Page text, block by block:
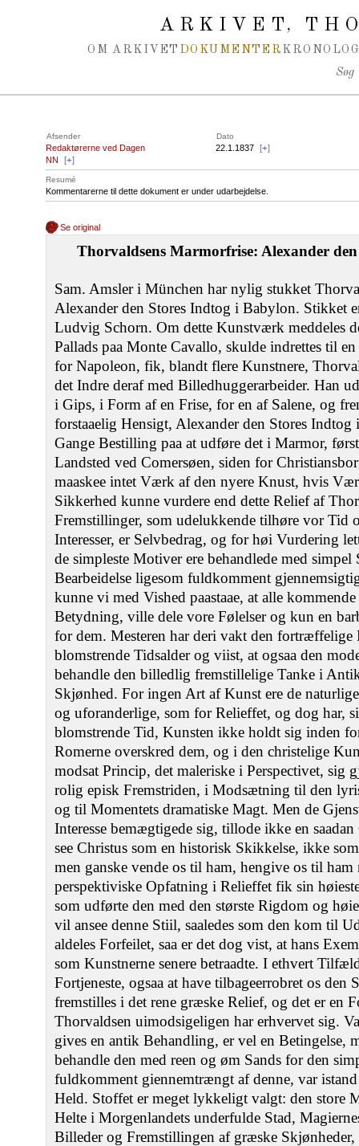
ARKIVET,
OM ARKIVET DOKUMENTER
Søg
Afsender Dato
Redaktørerne ved Dagen
NN
[+]
22.1.1837 [+]
Resumé
Kommentarerne til dette dokument er under udarbejdelse.
Se original
Thorvaldsens Marmorfrise: Alexander
Sam. Amsler i München har nylig stukket
Alexander den Stores Indtog i Babylon. Stikket
Ludvig Schorn. Om dette Kunstværk meddeles
Pallads paa Monte Cavallo, skulde indrettes til
for Napoleon, fik, blandt flere Kunstnere,
det Indre deraf med Billedhuggerarbeider. Han
i Gips, i Form af en Frise, for en af Salene, og
forstaaelig Hensigt, Alexander den Stores
Gange Bestilling paa at udføre det i Marmor,
Landsted ved Comersøen, siden for
maaskee intet Værk af den nyere Knust, hvis
Sikkerhed kunne vurdere end dette Relief af
Fremstillinger, som udelukkende tilhøre vor Tid
Interesser, er Selvbedrag, og for høi Vurdering
de simpleste Motiver ere behandlede med
Bearbeidelse ligesom fuldkomment
kunne vi med Vished paastaae, at alle
Betydning, ville dele vore Følelser og kun en
for dem. Mesteren har deri vakt den
blomstrende Tidsalder og viist, at ogsaa den
behandle den billedlig fremstillelige Tanke i
Skjønhed. For ingen Art af Kunst ere de
og uforanderlige, som for Relieffet, og dog har,
blomstrende Tid, Kunsten ikke holdt sig inden
Romerne overskred dem, og i den christelige
modsat Princip, det maleriske i Perspectivet, sig
rolig episk Fremstriden, i Modsætning til den
og til Momentets dramatiske Magt. Men de
Interesse bemægtigede sig, tillode ikke en
see Christus som en historisk Skikkelse, ikke
men ganske vende os til ham, hengive os til
perspektiviske Opfatning i Relieffet fik sin
som udførte den med den største Rigdom og
vil ansee denne Stiil, saaledes som den kom til
aldeles Forfeilet, saa er det dog vist, at hans
som Kunstnerne senere betraadte. I ethvert
Fortjeneste, ogsaa at have tilbageerrobret os den
fremstilles i det rene græske Relief, og det er en
Thorvaldsen uimodsigeligen har erhvervet sig.
gives en antik Behandling, er vel en Betingelse,
behandle den med reen og øm Sands for den
fuldkomment giennemtrængt af denne, var
Held. Stoffet er meget lykkeligt valgt: den store
Helte i Morgenlandets underfulde Stad,
Billeder og Fremstillingen af græske